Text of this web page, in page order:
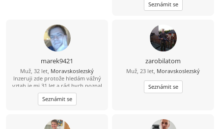
Seznámit se
marek9421
Muž, 32 let, Moravskoslezský
Inzeruji zde protože hledám vážný
vztah je mi 31 let a rád bych poznal
tu pravou. Abych byl řekl pravdu
mám epilepsii od 15 let takže bydlím
s mamkou v Havířově nemějte mi to
myslí vážně. Jinak mezi mé koníčky
Seznámit se
zarobilatom
Muž, 23 let, Moravskoslezský
Seznámit se